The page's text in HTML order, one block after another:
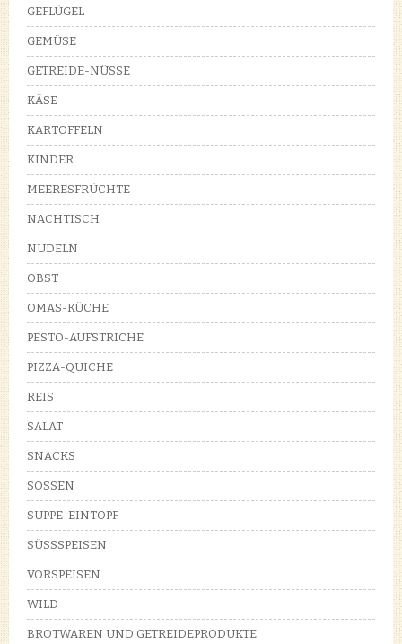
GEFLÜGEL
GEMÜSE
GETREIDE-NÜSSE
KÄSE
KARTOFFELN
KINDER
MEERESFRÜCHTE
NACHTISCH
NUDELN
OBST
OMAS-KÜCHE
PESTO-AUFSTRICHE
PIZZA-QUICHE
REIS
SALAT
SNACKS
SOSSEN
SUPPE-EINTOPF
SÜSSSPEISEN
VORSPEISEN
WILD
BROTWAREN UND GETREIDEPRODUKTE